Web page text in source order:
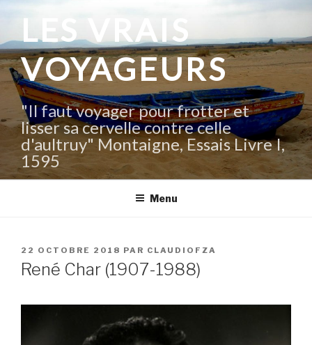
contenu
principal
LES VRAIS
VOYAGEURS
"Il faut voyager pour frotter et
lisser sa cervelle contre celle
d'aultruy" Montaigne, Essais Livre I,
1595
Menu
PUBLIÉ
LE
22 OCTOBRE 2018 PAR CLAUDIOFZA
René Char (1907-1988)